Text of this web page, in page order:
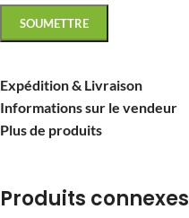
Expédition & Livraison
Informations sur le vendeur
Plus de produits
Produits connexes